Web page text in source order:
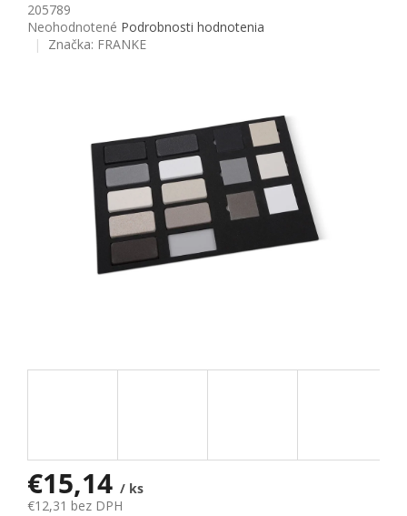
205789
Priemerné hodnotenie produktu je 0,0 z 5 hviezdičiek.
Neohodnotené Podrobnosti hodnotenia
Značka: FRANKE
€15,14 / ks
€12,31 bez DPH